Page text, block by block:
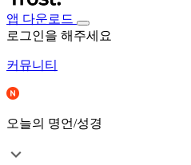
앱 다운로드
로그인을 해주세요
커뮤니티
오늘의 명언/성경